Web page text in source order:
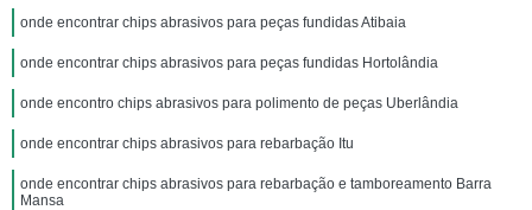
onde encontrar chips abrasivos para peças fundidas Atibaia
onde encontrar chips abrasivos para peças fundidas Hortolândia
onde encontro chips abrasivos para polimento de peças Uberlândia
onde encontrar chips abrasivos para rebarbação Itu
onde encontrar chips abrasivos para rebarbação e tamboreamento Barra
Mansa